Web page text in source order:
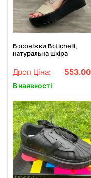
Босоніжки Botichelli,
натуральна шкіра
Дроп Ціна: 553.00
В наявності